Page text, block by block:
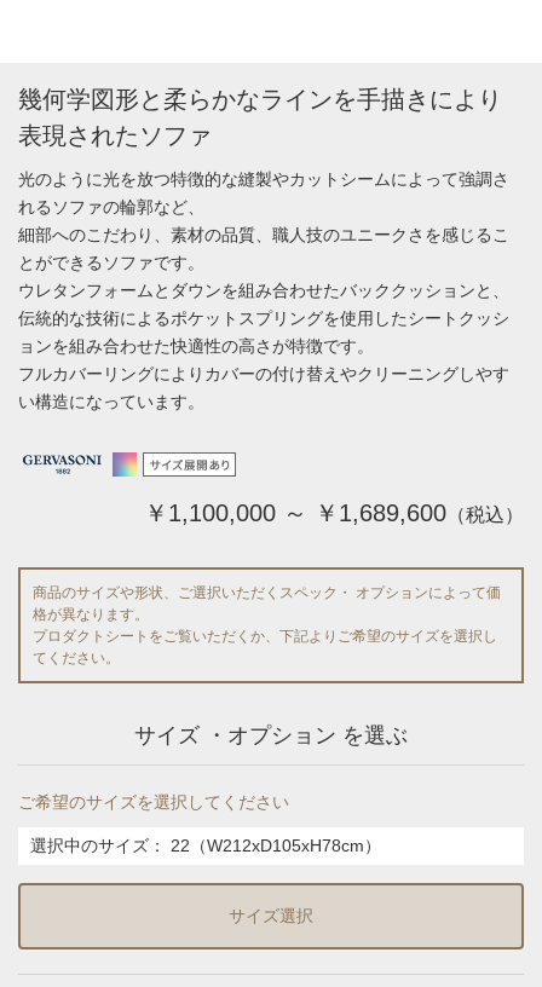
幾何学図形と柔らかなラインを手描きにより
表現されたソファ
光のように光を放つ特徴的な縫製やカットシームによって強調さ
れるソファの輪郭など、
細部へのこだわり、素材の品質、職人技のユニークさを感じるこ
とができるソファです。
ウレタンフォームとダウンを組み合わせたバッククッションと、
伝統的な技術によるポケットスプリングを使用したシートクッシ
ョンを組み合わせた快適性の高さが特徴です。
フルカバーリングによりカバーの付け替えやクリーニングしやす
い構造になっています。
￥1,100,000 ～ ￥1,689,600 （税込）
商品のサイズや形状、ご選択いただくスペック・ オプションによって価
格が異なります。
プロダクトシートをご覧いただくか、下記よりご希望のサイズを選択し
てください。
サイズ ・オプション を選ぶ
ご希望のサイズを選択してください
選択中のサイズ： 22（W212xD105xH78cm）
サイズ選択